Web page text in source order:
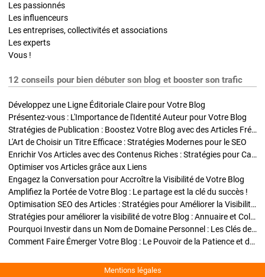
Les passionnés
Les influenceurs
Les entreprises, collectivités et associations
Les experts
Vous !
12 conseils pour bien débuter son blog et booster son trafic
Développez une Ligne Éditoriale Claire pour Votre Blog
Présentez-vous : L'Importance de l'Identité Auteur pour Votre Blog
Stratégies de Publication : Boostez Votre Blog avec des Articles Fréquents et Exclusifs
L'Art de Choisir un Titre Efficace : Stratégies Modernes pour le SEO
Enrichir Vos Articles avec des Contenus Riches : Stratégies pour Captiver et Optimiser
Optimiser vos Articles grâce aux Liens
Engagez la Conversation pour Accroître la Visibilité de Votre Blog
Amplifiez la Portée de Votre Blog : Le partage est la clé du succès !
Optimisation SEO des Articles : Stratégies pour Améliorer la Visibilité de Votre Blog
Stratégies pour améliorer la visibilité de votre Blog : Annuaire et Collaborations
Pourquoi Investir dans un Nom de Domaine Personnel : Les Clés de la Réussite de Votre Blog
Comment Faire Émerger Votre Blog : Le Pouvoir de la Patience et de la Persévérance
Mentions légales